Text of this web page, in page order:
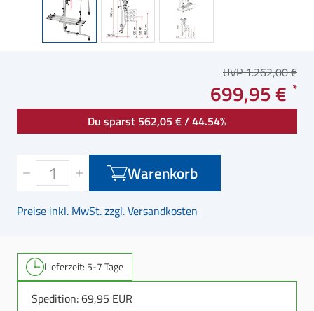
UVP 1.262,00 €
699,95 €
Du sparst 562,05 € / 44.54%
Warenkorb
Preise inkl. MwSt. zzgl. Versandkosten
Lieferzeit: 5-7 Tage
Spedition: 69,95 EUR